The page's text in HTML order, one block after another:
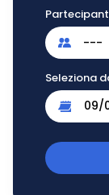
---
Seleziona